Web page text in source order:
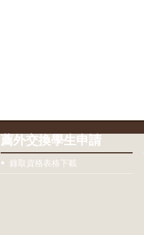
薦外交換學生申請
錄取資格表格下載